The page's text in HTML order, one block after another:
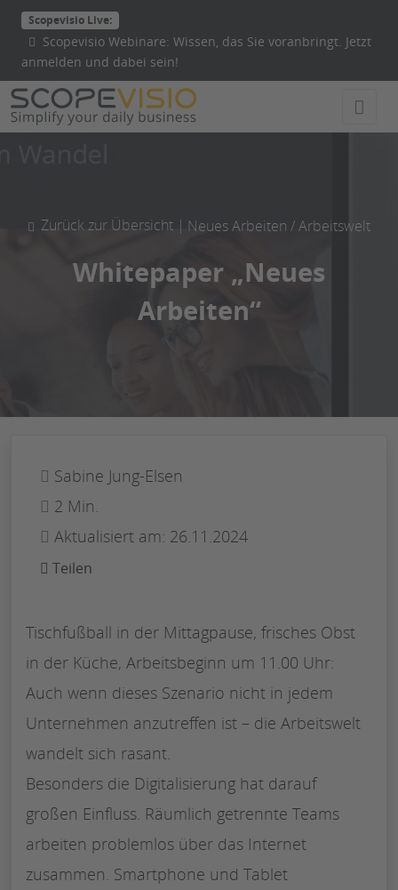
Direkt
zum
Inhalt
wechseln
Scopevisio Live:
Scopevisio Webinare: Wissen, das Sie voranbringt. Jetzt
anmelden und dabei sein!
Zurück zur Übersicht | Neues Arbeiten / Arbeitswelt
Whitepaper „Neues
Arbeiten“
Sabine Jung-Elsen
2 Min.
Aktualisiert am: 26.11.2024
Teilen
Tischfußball in der Mittagpause, frisches Obst
in der Küche, Arbeitsbeginn um 11.00 Uhr:
Auch wenn dieses Szenario nicht in jedem
Unternehmen anzutreffen ist – die Arbeitswelt
wandelt sich rasant.
Besonders die Digitalisierung hat darauf
großen Einfluss. Räumlich getrennte Teams
arbeiten problemlos über das Internet
zusammen. Smartphone und Tablet